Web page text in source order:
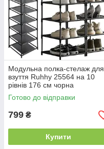
Модульна полка-стелаж для
взуття Ruhhy 25564 на 10
рівнів 176 см чорна
металевий каркас
Готово до відправки
799 ₴
Купити